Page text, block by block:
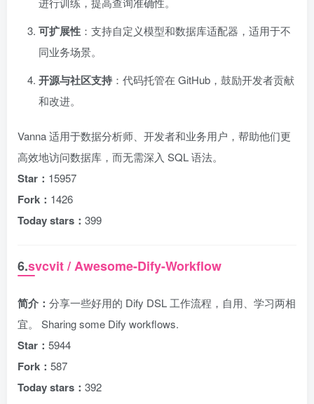
可扩展性 ：支持自定义模型和数据库适配器，适用于不
同业务场景。
开源与社区支持：代码托管在 GitHub，鼓励开发者贡献
和改进。
Vanna 适用于数据分析师、开发者和业务用户，帮助他们更
高效地访问数据库，而无需深入 SQL 语法。
Star： 15957
Fork： 1426
Today stars： 399
6.svcvit / Awesome-Dify-Workflow
简介： 分享一些好用的 Dify DSL 工作流程，自用、学习两相
宜。 Sharing some Dify workflows.
Star： 5944
Fork： 587
Today stars： 392